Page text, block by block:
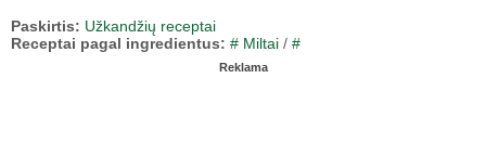
Paskirtis: Užkandžių receptai
Receptai pagal ingredientus: # Miltai / #
Reklama